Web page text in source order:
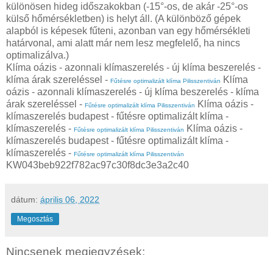
különösen hideg időszakokban (-15°-os, de akár -25°-os
külső hőmérsékletben) is helyt áll. (A különböző gépek
alapból is képesek fűteni, azonban van egy hőmérsékleti
határvonal, ami alatt már nem lesz megfelelő, ha nincs
optimalizálva.)
Klíma oázis - azonnali klímaszerelés - új klíma beszerelés -
klíma árak szereléssel - Fűtésre optimalizált klíma Pilisszentiván
Klíma
oázis - azonnali klímaszerelés - új klíma beszerelés - klíma
árak szereléssel - Fűtésre optimalizált klíma Pilisszentiván
Klíma oázis -
klímaszerelés budapest - fűtésre optimalizált klíma -
klímaszerelés - Fűtésre optimalizált klíma Pilisszentiván
Klíma oázis -
klímaszerelés budapest - fűtésre optimalizált klíma -
klímaszerelés - Fűtésre optimalizált klíma Pilisszentiván
KW043beb922f782ac97c30f8dc3e3a2c40
dátum: április 06, 2022
Megosztás
Nincsenek megjegyzések: